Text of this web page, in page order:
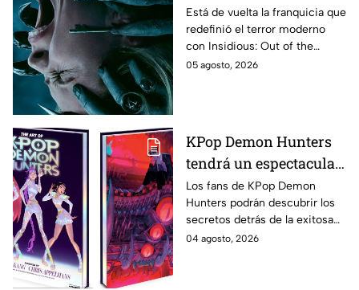
Further; esto revela el
aterrador primer tráiler
Está de vuelta la franquicia que
redefinió el terror moderno
con Insidious: Out of the
Further. Te contamos todo lo
05 agosto, 2026
KPop Demon Hunters
tendrá un espectacular
libro de arte con más de
500 ilustraciones
inéditas: ¿se venderá
en México?
Los fans de KPop Demon
Hunters podrán descubrir los
secretos detrás de la exitosa
película gracias a un nuevo
04 agosto, 2026